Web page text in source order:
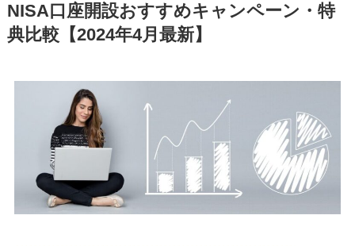
NISA口座開設おすすめキャンペーン・特
典比較【2024年4月最新】